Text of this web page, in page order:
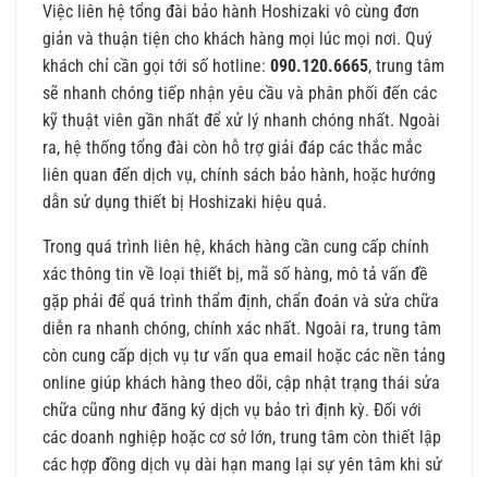
Việc liên hệ tổng đài bảo hành Hoshizaki vô cùng đơn
giản và thuận tiện cho khách hàng mọi lúc mọi nơi. Quý
khách chỉ cần gọi tới số hotline: 090.120.6665, trung tâm
sẽ nhanh chóng tiếp nhận yêu cầu và phân phối đến các
kỹ thuật viên gần nhất để xử lý nhanh chóng nhất. Ngoài
ra, hệ thống tổng đài còn hỗ trợ giải đáp các thắc mắc
liên quan đến dịch vụ, chính sách bảo hành, hoặc hướng
dẫn sử dụng thiết bị Hoshizaki hiệu quả.
Trong quá trình liên hệ, khách hàng cần cung cấp chính
xác thông tin về loại thiết bị, mã số hàng, mô tả vấn đề
gặp phải để quá trình thẩm định, chẩn đoán và sửa chữa
diễn ra nhanh chóng, chính xác nhất. Ngoài ra, trung tâm
còn cung cấp dịch vụ tư vấn qua email hoặc các nền tảng
online giúp khách hàng theo dõi, cập nhật trạng thái sửa
chữa cũng như đăng ký dịch vụ bảo trì định kỳ. Đối với
các doanh nghiệp hoặc cơ sở lớn, trung tâm còn thiết lập
các hợp đồng dịch vụ dài hạn mang lại sự yên tâm khi sử